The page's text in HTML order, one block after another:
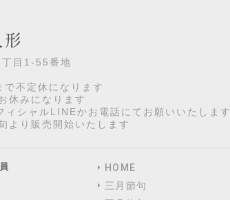
丁目1-55番地
不定休になります
休みになります
ィシャルLINEかお電話にてお願いいたします
より販売開始いたします
HOME
三月節句